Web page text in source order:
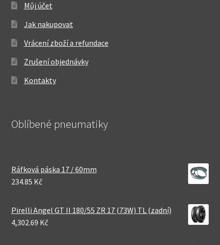
Můj účet
Jak nakupovat
Vrácení zboží a refundace
Zrušení objednávky
Kontakty
Oblíbené pneumatiky
Ráfková páska 17 / 60mm
234.85 Kč
Pirelli Angel GT II 180/55 ZR 17 (73W) TL (zadní)
4,302.69 Kč